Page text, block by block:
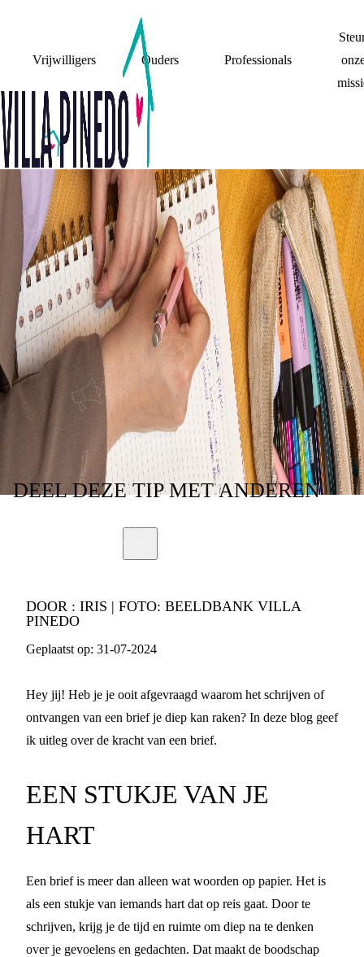
Vrijwilligers Ouders Professionals
STEUN
DE KRACHT VAN
EEN BRIEF
DEELDEZE TIPMET ANDEREN
DOOR : IRIS | FOTO: BEELDBANK VILLA
PINEDO
Geplaatst op: 31-07-2024
Hey jij! Heb je je ooit afgevraagd waarom het schrijven of
ontvangen van een brief je diep kan raken? In deze blog geef
ik uitleg over de kracht van een brief.
EEN STUKJE VAN JE
HART
Een brief is meer dan alleen wat woorden op papier. Het is
als een stukje van iemands hart dat op reis gaat. Door te
schrijven, krijg je de tijd en ruimte om diep na te denken
over je gevoelens en gedachten. Dat maakt de boodschap